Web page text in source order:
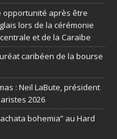
opportunité après être
lors de la cérémonie
et de la Caraïbe
caribéen de la bourse
: Neil LaBute, président
2026
bohemia” au Hard